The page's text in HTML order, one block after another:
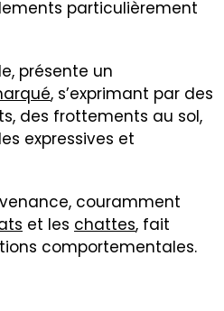
particulièrement
présente un
, s’exprimant par des
des frottements au sol,
expressives et
couramment
et les chattes, fait
comportementales.